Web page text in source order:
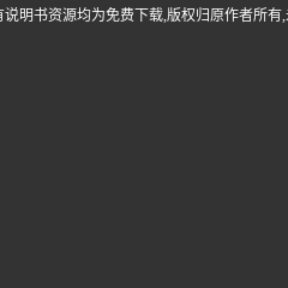
说明书资源均为免费下载,版权归原作者所